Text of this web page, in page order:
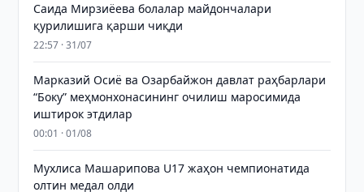
Саида Мирзиёева болалар майдончалари
қурилишига қарши чиқди
22:57 · 31/07
Марказий Осиё ва Озарбайжон давлат раҳбарлари
“Боку” меҳмонхонасининг очилиш маросимида
иштирок этдилар
00:01 · 01/08
Мухлиса Машарипова U17 жаҳон чемпионатида
олтин медал олди